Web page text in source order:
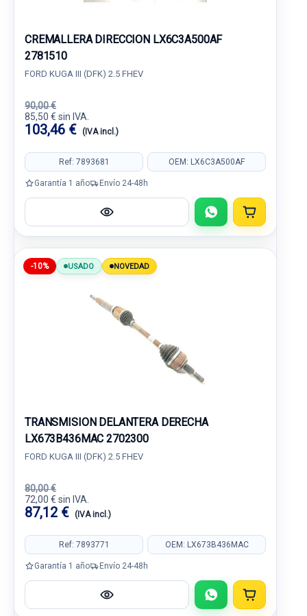
CREMALLERA DIRECCION LX6C3A500AF
2781510
FORD KUGA III (DFK) 2.5 FHEV
90,00 €
85,50 € sin IVA.
103,46 € (IVA incl.)
Ref: 7893681 OEM: LX6C3A500AF
Garantía 1 año Envío 24-48h
-10% USADO NOVEDAD
TRANSMISION DELANTERA DERECHA
LX673B436MAC 2702300
FORD KUGA III (DFK) 2.5 FHEV
80,00 €
72,00 € sin IVA.
87,12 € (IVA incl.)
Ref: 7893771 OEM: LX673B436MAC
Garantía 1 año Envío 24-48h